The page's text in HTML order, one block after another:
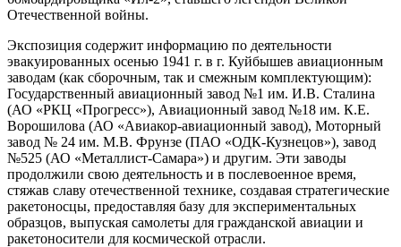
Отечественной войны.
Экспозиция содержит информацию по деятельности
эвакуированных осенью 1941 г. в г. Куйбышев авиационным
заводам (как сборочным, так и смежным комплектующим):
Государственный авиационный завод №1 им. И.В. Сталина
(АО «РКЦ «Прогресс»), Авиационный завод №18 им. К.Е.
Ворошилова (АО «Авиакор-авиационный завод), Моторный
завод № 24 им. М.В. Фрунзе (ПАО «ОДК-Кузнецов»), завод
№525 (АО «Металлист-Самара») и другим. Эти заводы
продолжили свою деятельность и в послевоенное время,
стяжав славу отечественной технике, создавая стратегические
ракетоносцы, предоставляя базу для экспериментальных
образцов, выпуская самолеты для гражданской авиации и
ракетоносители для космической отрасли.